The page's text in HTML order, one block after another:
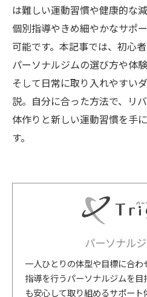
は難しい運動習慣や健康的な
個別指導やきめ細やかなサポ
可能です。本記事では、初心
パーソナルジムの選び方や体
そして日常に取り入れやすい
説。自分に合った方法で、リ
体作りと新しい運動習慣を手
す。
パーソナル
一人ひとりの体型や目標に合
指導を行うパーソナルジムを
も安心して取り組めるサポー